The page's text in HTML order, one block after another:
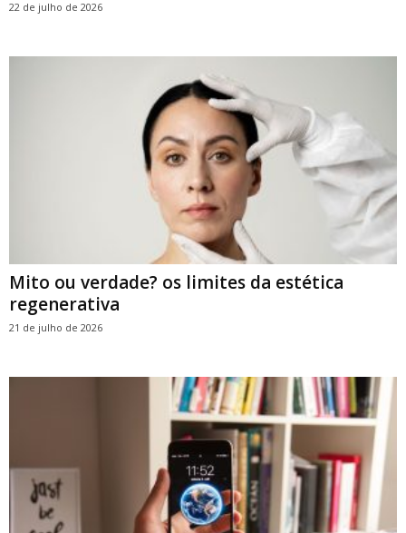
22 de julho de 2026
Mito ou verdade? os limites da estética
regenerativa
21 de julho de 2026